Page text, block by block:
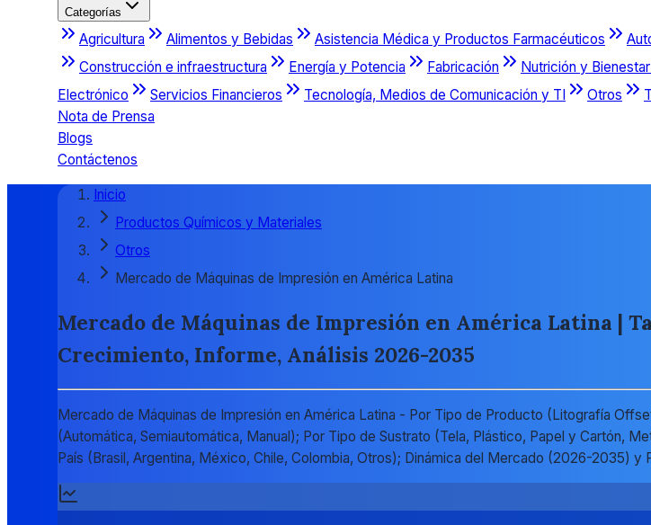
Categorías
Agricultura Alimentos y Bebidas Asistencia Médica y Productos Farmacéuticos
Construcción e infraestructura
Energía y Potencia Fabricación Nutrición y
Electrónico
Servicios Financieros Tecnología, Medios de Comunicación y TI Otros
Nota de Prensa
Blogs
Contáctenos
Inicio
Productos Químicos y Materiales
Otros
Mercado de Máquinas de Impresión en América Latina
Mercado de Máquinas de Impresión en América Latina |
Crecimiento, Informe, Análisis 2026-2035
Mercado de Máquinas de Impresión en América Latina - Por Tipo de Producto (Litografía
(Automática, Semiautomática, Manual); Por Tipo de Sustrato (Tela, Plástico, Papel y Cartón,
País (Brasil, Argentina, México, Chile, Colombia, Otros); Dinámica del Mercado (2026-2035) y